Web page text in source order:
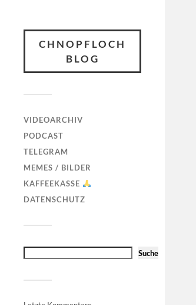
CHNOPFLOCH
BLOG
VIDEOARCHIV
PODCAST
TELEGRAM
MEMES / BILDER
KAFFEEKASSE
DATENSCHUTZ
Suche